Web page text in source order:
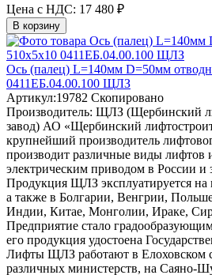
Цена с НДС: 17 480 ₽
В корзину
Ось (палец) L=140мм D=50мм
0411ЕБ.04.00.100 ЩЛЗ
Артикул:19782 Скопировано
Производитель: ЩЛЗ (Щербинский
завод) АО «Щербинский
крупнейший производитель
производит различные виды лифтов
электрическим приводом в России и
Продукция ЩЛЗ эксплуатируется на
а также в Болгарии, Венгрии,
Индии, Китае, Монголии, Ираке,
Предприятие стало
его продукция удостоена
Лифты ЩЛЗ работают в Елоховском
различных министерств, на Саяно-